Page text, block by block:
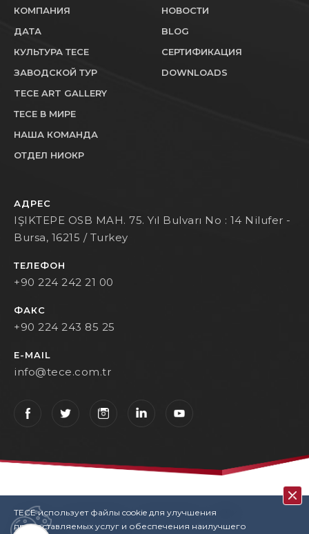
КОМПАНИЯ
ДАТА
КУЛЬТУРА ТЕСЕ
ЗАВОДСКОЙ ТУР
TECE ART GALLERY
ТЕСЕ В МИРЕ
НАША КОМАНДА
ОТДЕЛ НИОКР
НОВОСТИ
BLOG
СЕРТИФИКАЦИЯ
DOWNLOADS
АДРЕС
IŞIKTEPE OSB MAH. 75. Yıl Bulvarı No : 14 Nilufer -
Bursa, 16215 / Turkey
ТЕЛЕФОН
+90 224 242 21 00
ФАКС
+90 224 243 85 25
E-MAIL
info@tece.com.tr
Кohtakt Privacy Policy Terms Of Use
KVKK
TECE использует файлы cookie для улучшения
предоставляемых услуг и обеспечения наилучшего